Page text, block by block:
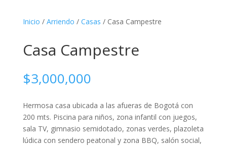
Inicio / Arriendo / Casas / Casa Campestre
Casa Campestre
$3,000,000
Hermosa casa ubicada a las afueras de Bogotá con
200 mts. Piscina para niños, zona infantil con juegos,
sala TV, gimnasio semidotado, zonas verdes, plazoleta
lúdica con sendero peatonal y zona BBQ, salón social,